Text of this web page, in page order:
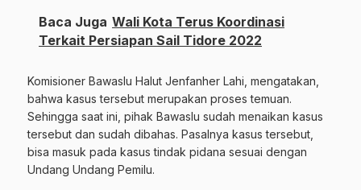
Baca Juga Wali Kota Terus Koordinasi
Terkait Persiapan Sail Tidore 2022
Komisioner Bawaslu Halut Jenfanher Lahi, mengatakan,
bahwa kasus tersebut merupakan proses temuan.
Sehingga saat ini, pihak Bawaslu sudah menaikan kasus
tersebut dan sudah dibahas. Pasalnya kasus tersebut,
bisa masuk pada kasus tindak pidana sesuai dengan
Undang Undang Pemilu.